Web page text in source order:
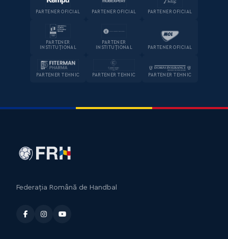
PARTENER OFICIAL PARTENER OFICIAL PARTENER OFICIAL
PARTENER
INSTITUȚIONAL
PARTENER
INSTITUȚIONAL
PARTENER OFICIAL
PARTENER TEHNIC PARTENER TEHNIC PARTENER TEHNIC
Federația Română de Handbal